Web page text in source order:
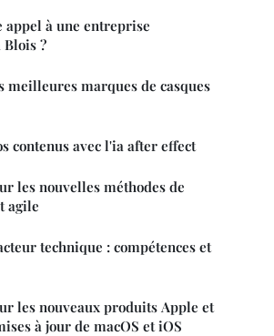
appel à une entreprise
?
meilleures marques de casques
contenus avec l'ia after effect
les nouvelles méthodes de
agile
technique : compétences et
les nouveaux produits Apple et
à jour de macOS et iOS